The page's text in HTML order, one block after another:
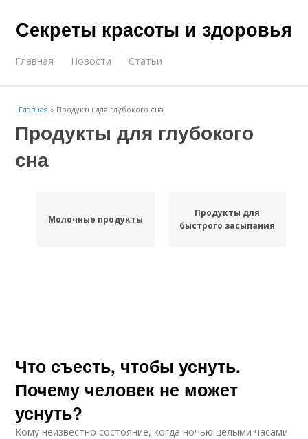
Секреты красоты и здоровья
Главная Новости Статьи
Главная » Продукты для глубокого сна
Продукты для глубокого
сна
Молочные продукты
Продукты для
быстрого засыпания
Что съесть, чтобы уснуть.
Почему человек не может
уснуть?
Кому неизвестно состояние, когда ночью целыми часами